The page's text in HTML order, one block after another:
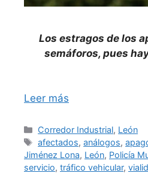
Los estragos de los
semáforos, pues
Leer más
Categorías
Corredor Industrial, León
Etiquetas
afectados,análogos,
Jiménez Lona, León, Policía
servicio, tráfico vehicular,